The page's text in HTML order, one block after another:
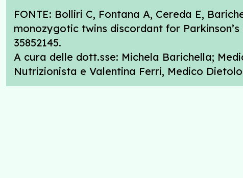
FONTE: Bolliri C, Fontana A, Cereda E,
monozygotic twins discordant for
35852145.
A cura delle dott.sse: Michela Barichella;
Nutrizionista e Valentina Ferri, Medico